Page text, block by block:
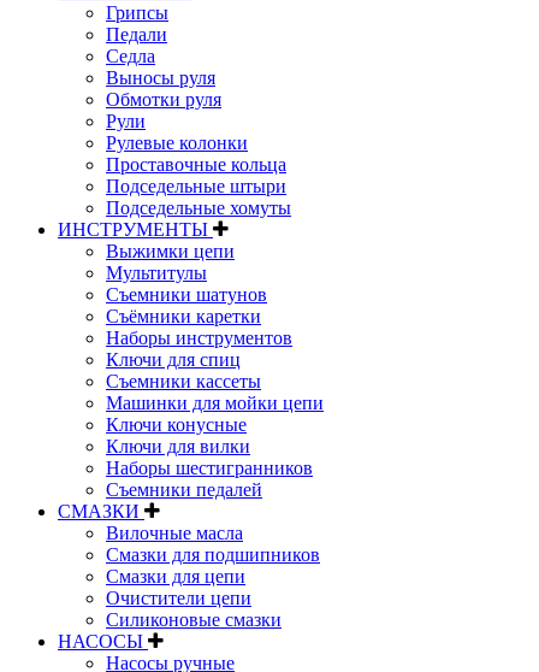
Грипсы
Педали
Седла
Выносы руля
Обмотки руля
Рули
Рулевые колонки
Проставочные кольца
Подседельные штыри
Подседельные хомуты
ИНСТРУМЕНТЫ
Выжимки цепи
Мультитулы
Съемники шатунов
Съёмники каретки
Наборы инструментов
Ключи для спиц
Съемники кассеты
Машинки для мойки цепи
Ключи конусные
Ключи для вилки
Наборы шестигранников
Съемники педалей
СМАЗКИ
Вилочные масла
Смазки для подшипников
Смазки для цепи
Очистители цепи
Силиконовые смазки
НАСОСЫ
Насосы ручные